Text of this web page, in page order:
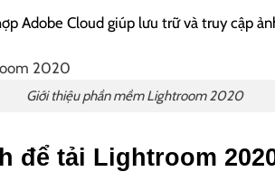
Adobe Cloud giúp lưu trữ và truy cập
Giới thiệu phần mềm Lightroom 2020
để tải Lightroom